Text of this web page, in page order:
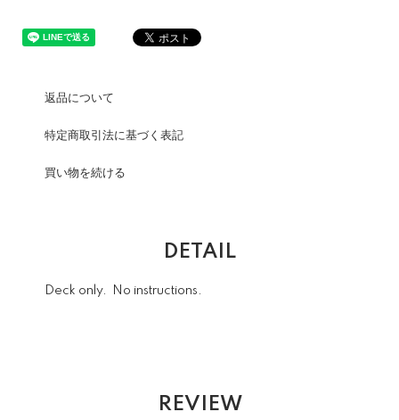
返品について
特定商取引法に基づく表記
買い物を続ける
DETAIL
Deck only. No instructions.
REVIEW